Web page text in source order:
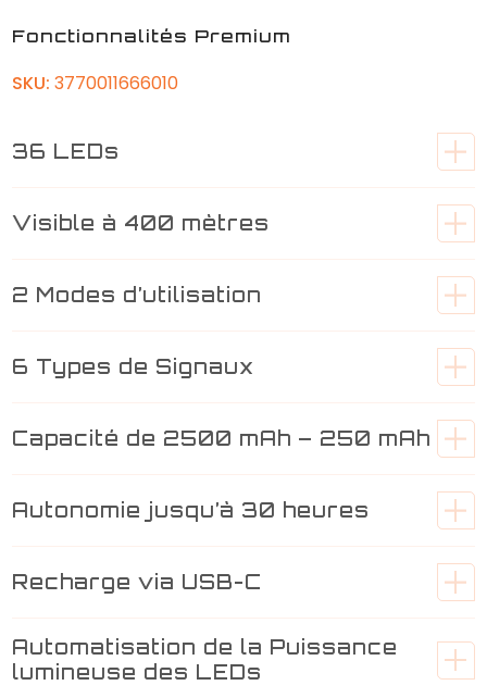
Fonctionnalités Premium
SKU: 3770011666010
36 LEDs
Visible à 400 mètres
2 Modes d’utilisation
6 Types de Signaux
Capacité de 2500 mAh – 250 mAh
Autonomie jusqu’à 30 heures
Recharge via USB-C
Automatisation de la Puissance
lumineuse des LEDs